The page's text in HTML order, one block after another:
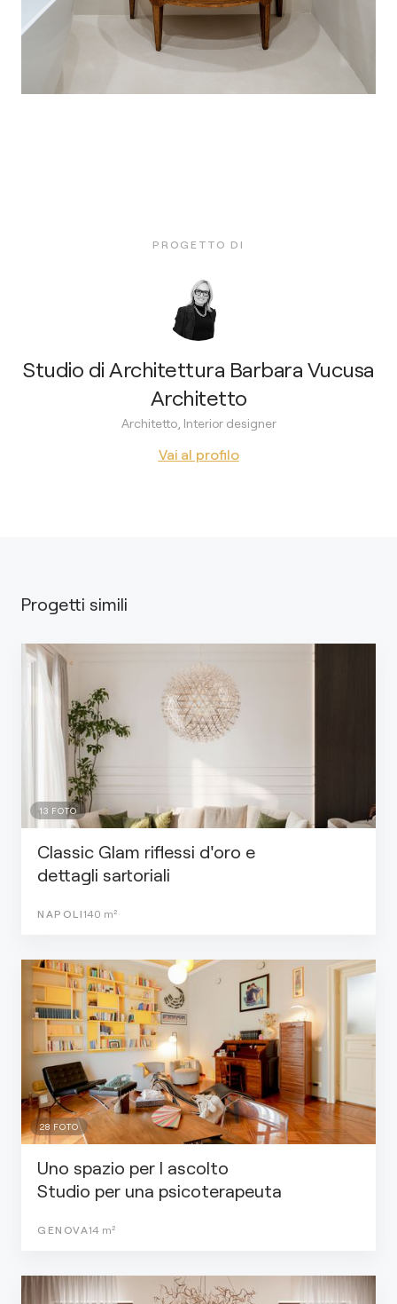
PROGETTO DI
Studio di Architettura Barbara Vucusa
Architetto
Architetto, Interior designer
Vai al profilo
Progetti simili
13 FOTO
Classic Glam riflessi d'oro e
dettagli sartoriali
NAPOLI140 m²
28FOTO
Uno spazio per l ascolto
Studio per una psicoterapeuta
GENOVA14 m²